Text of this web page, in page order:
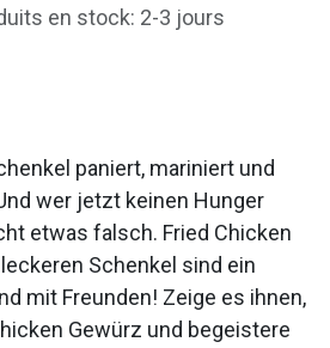
en stock: 2-3 jours
paniert, mariniert und
wer jetzt keinen Hunger
etwas falsch. Fried Chicken
Schenkel sind ein
mit Freunden! Zeige es ihnen,
Gewürz und begeistere